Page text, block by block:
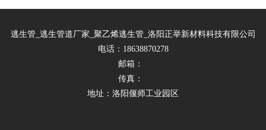
逃生管_逃生管道厂家_聚乙烯逃生管_洛阳正举新材料科技有限公司
电话：18638870278
邮箱：
传真：
地址：洛阳偃师工业园区